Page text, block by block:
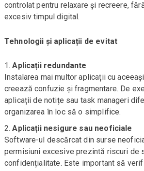
controlat pentru relaxare și recreere,
excesiv timpul digital.
Tehnologii și aplicații de evitat
Aplicații redundante
Instalarea mai multor aplicații cu
creează confuzie și fragmentare. De
aplicații de notițe sau task manageri
organizarea în loc să o simplifice.
Aplicații nesigure sau neoficiale
Software-ul descărcat din surse
permisiuni excesive prezintă riscuri de
confidențialitate. Este important să